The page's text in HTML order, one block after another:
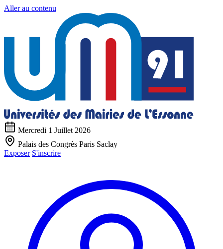
Aller au contenu
Mercredi 1 Juillet 2026
Palais des Congrès Paris Saclay
Exposer S'inscrire